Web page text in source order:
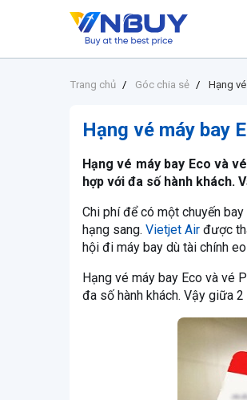
Trang chủ Góc chia sẻ Hạng
Hạng vé máy bay
Hạng vé máy bay Eco và
hợp với đa số hành khách.
Chi phí để có một chuyến
hạng sang. Vietjet Air được
hội đi máy bay dù tài chính eo
Hạng vé máy bay Eco và vé
đa số hành khách. Vậy giữa